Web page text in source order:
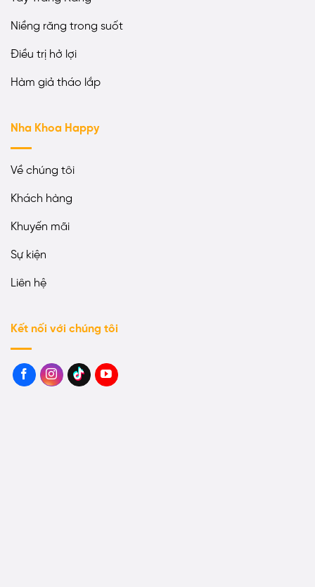
Niềng răng trong suốt
Điều trị hở lợi
Hàm giả tháo lắp
Nha Khoa Happy
Về chúng tôi
Khách hàng
Khuyến mãi
Sự kiện
Liên hệ
Kết nối với chúng tôi